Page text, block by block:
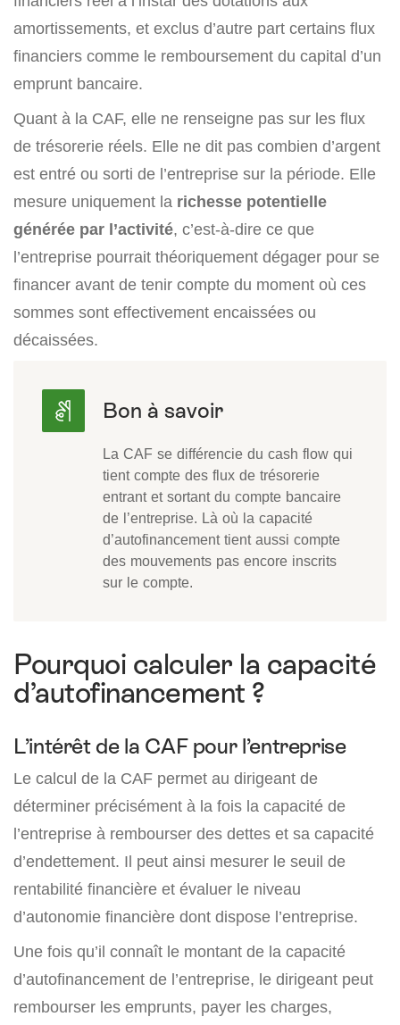
amortissements, et exclus d’autre part certains flux
financiers comme le remboursement du capital d’un
emprunt bancaire.
Quant à la CAF, elle ne renseigne pas sur les flux
de trésorerie réels. Elle ne dit pas combien d’argent
est entré ou sorti de l’entreprise sur la période. Elle
mesure uniquement la richesse potentielle
générée par l’activité, c’est-à-dire ce que
l’entreprise pourrait théoriquement dégager pour se
financer avant de tenir compte du moment où ces
sommes sont effectivement encaissées ou
décaissées.
La CAF se différencie du cash flow qui
tient compte des flux de trésorerie
entrant et sortant du compte bancaire
de l’entreprise. Là où la capacité
d’autofinancement tient aussi compte
des mouvements pas encore inscrits
sur le compte.
Pourquoi calculer la capacité
d’autofinancement ?
L’intérêt de la CAF pour l’entreprise
Le calcul de la CAF permet au dirigeant de
déterminer précisément à la fois la capacité de
l’entreprise à rembourser des dettes et sa capacité
d’endettement. Il peut ainsi mesurer le seuil de
rentabilité financière et évaluer le niveau
d’autonomie financière dont dispose l’entreprise.
Une fois qu’il connaît le montant de la capacité
d’autofinancement de l’entreprise, le dirigeant peut
rembourser les emprunts, payer les charges,